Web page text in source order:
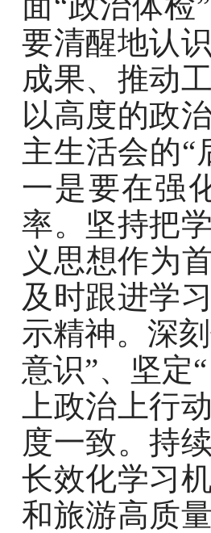
要清醒地认
成果、推动
以高度的政
主生活会的“
一是要在强
率。坚持把
义思想作为
及时跟进学
示精神。深
意识”、坚定
上政治上行
度一致。持
长效化学习
和旅游高质